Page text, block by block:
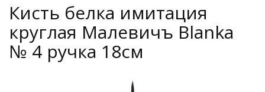
Кисть белка имитация
круглая Малевичъ Blanka
№ 4 ручка 18см